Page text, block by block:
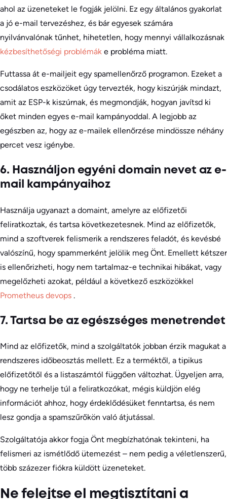
ahol az üzeneteket le fogják jelölni. Ez egy általános gyakorlat
a jó e-mail tervezéshez, és bár egyesek számára
nyilvánvalónak tűnhet, hihetetlen, hogy mennyi vállalkozásnak
kézbesíthetőségi problémák e probléma miatt.
Futtassa át e-mailjeit egy spamellenőrző programon. Ezeket a
csodálatos eszközöket úgy tervezték, hogy kiszúrják mindazt,
amit az ESP-k kiszúrnak, és megmondják, hogyan javítsd ki
őket minden egyes e-mail kampányoddal. A legjobb az
egészben az, hogy az e-mailek ellenőrzése mindössze néhány
percet vesz igénybe.
6. Használjon egyéni domain nevet az e-
mail kampányaihoz
Használja ugyanazt a domaint, amelyre az előfizetői
feliratkoztak, és tartsa következetesnek. Mind az előfizetők,
mind a szoftverek felismerik a rendszeres feladót, és kevésbé
valószínű, hogy spammerként jelölik meg Önt. Emellett kétszer
is ellenőrizheti, hogy nem tartalmaz-e technikai hibákat, vagy
megelőzheti azokat, például a következő eszközökkel
Prometheus devops .
7. Tartsa be az egészséges menetrendet
Mind az előfizetők, mind a szolgáltatók jobban érzik magukat a
rendszeres időbeosztás mellett. Ez a terméktől, a tipikus
előfizetőtől és a listaszámtól függően változhat. Ügyeljen arra,
hogy ne terhelje túl a feliratkozókat, mégis küldjön elég
információt ahhoz, hogy érdeklődésüket fenntartsa, és nem
lesz gondja a spamszűrőkön való átjutással.
Szolgáltatója akkor fogja Önt megbízhatónak tekinteni, ha
felismeri az ismétlődő ütemezést – nem pedig a véletlenszerű,
több százezer fiókra küldött üzeneteket.
Ne felejtse el megtisztítani a